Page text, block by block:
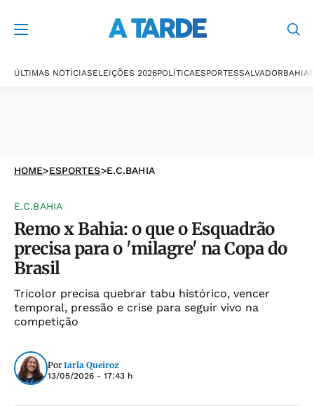
ÚLTIMAS NOTÍCIASELEIÇÕES 2026POLÍTICAESPORTESSALVADORBAHIA
HOME>ESPORTES>E.C.BAHIA
E.C.BAHIA
Remo x Bahia: o que o Esquadrão
precisa para o 'milagre' na Copa do
Brasil
Tricolor precisa quebrar tabu histórico, vencer
temporal, pressão e crise para seguir vivo na
competição
Por Iarla Queiroz
13/05/2026 - 17:43 h